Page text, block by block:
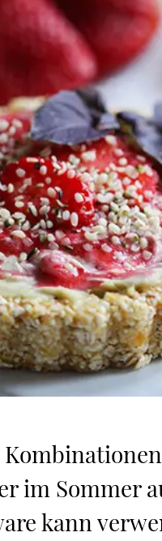
im Sommer
kann